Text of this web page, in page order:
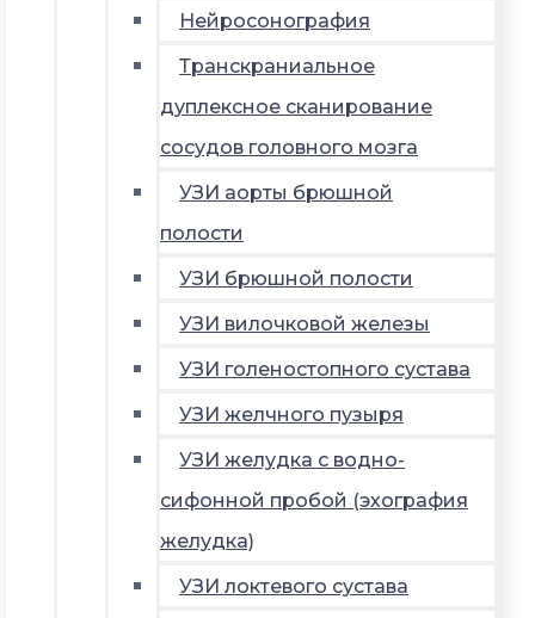
Нейросонография
Транскраниальное
дуплексное сканирование
сосудов головного мозга
УЗИ аорты брюшной
полости
УЗИ брюшной полости
УЗИ вилочковой железы
УЗИ голеностопного сустава
УЗИ желчного пузыря
УЗИ желудка с водно-
сифонной пробой (эхография
желудка)
УЗИ локтевого сустава